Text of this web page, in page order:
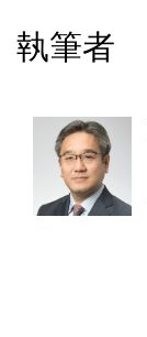
執筆者